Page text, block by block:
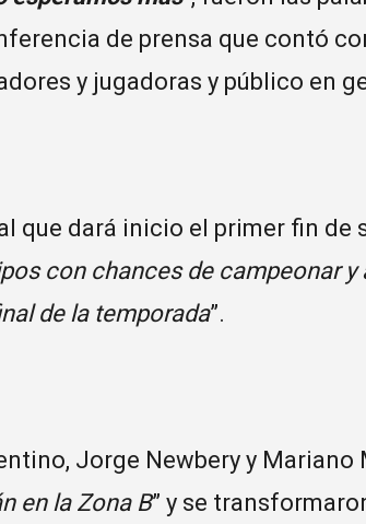
de prensa que contó
y jugadoras y público en
que dará inicio el primer fin de
con chances de campeonar y
de la temporada”.
Jorge Newbery y Mariano
en la Zona B” y se